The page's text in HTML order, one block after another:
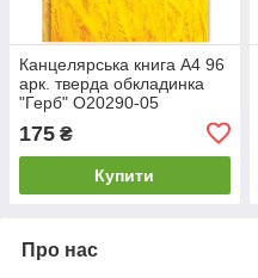
Канцелярська книга А4 96
арк. тверда обкладинка
"Герб" О20290-05
175 ₴
Купити
Про нас